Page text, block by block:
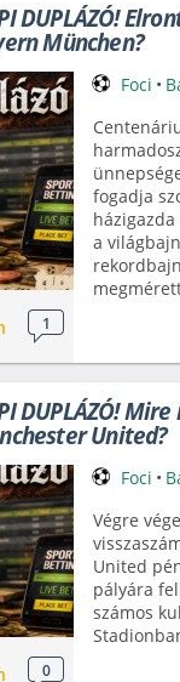
DUPLÁZÓ!
München?
1
Foci •
fogadja
a
DUPLÁZÓ!
United?
0
Foci •
Végre
United
pályára
számos